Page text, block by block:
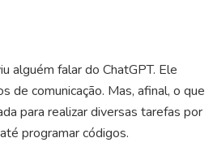
alguém falar do ChatGPT. Ele
de comunicação. Mas, afinal, o que
para realizar diversas tarefas por
programar códigos.